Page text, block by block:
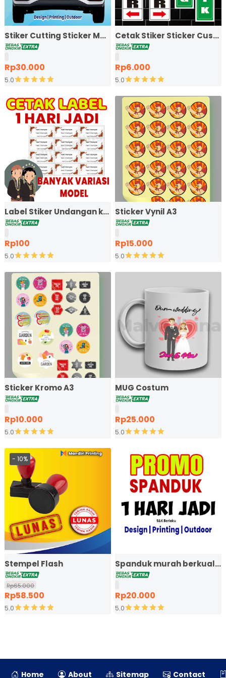
Stiker Cutting Sticker Mobil - KALIGRAFI KALIMAT
Rp30.000
5.0
Cetak Stiker Sticker
Rp6.000
5.0
Label Stiker Undangan kode 103 EXPRESS
Rp100
5.0
Sticker Vynil A3
Rp15.000
5.0
Sticker Kromo A3
Rp10.000
5.0
MUG Costum
Rp25.000
5.0
10%
Stempel Flash
Rp65.000
Rp58.500
5.0
Spanduk murah
Rp20.000
5.0
Home About Sitemap Contact